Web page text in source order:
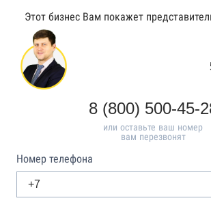
Этот бизнес Вам покажет
8 (800) 500-45-
или оставьте ваш номер
вам перезвонят
Номер телефона